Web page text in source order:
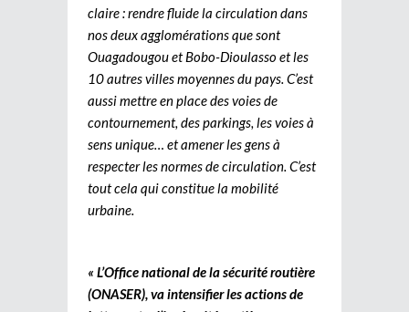
claire : rendre fluide la circulation dans
nos deux agglomérations que sont
Ouagadougou et Bobo-Dioulasso et les
10 autres villes moyennes du pays. C’est
aussi mettre en place des voies de
contournement, des parkings, les voies à
sens unique… et amener les gens à
respecter les normes de circulation. C’est
tout cela qui constitue la mobilité
urbaine.
« L’Office national de la sécurité routière
(ONASER), va intensifier les actions de